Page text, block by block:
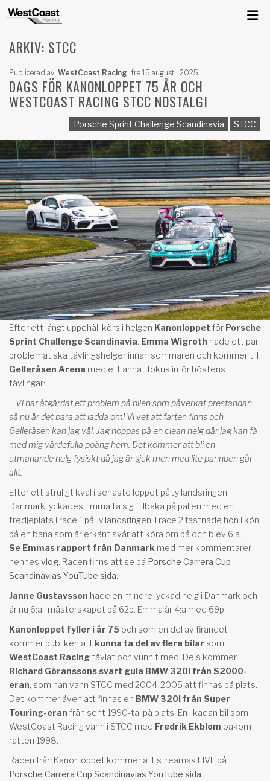
ARKIV: STCC
Publicerad av: WestCoast Racing, fre 15 augusti, 2025
DAGS FÖR KANONLOPPET 75 ÅR OCH
WESTCOAST RACING STCC NOSTALGI
Porsche Sprint Challenge Scandinavia STCC
Efter ett långt uppehåll körs i helgen Kanonloppet för Porsche
Sprint Challenge Scandinavia Emma Wigroth hade ett par
problematiska tävlingshelger innan sommaren och kommer till
Gelleråsen Arena med ett annat fokus inför höstens
tävlingar:
– Vi har åtgärdat ett problem på bilen som påverkat prestandan
så nu är det bara att ladda om! Vi vet att farten finns och
Gelleråsen kan jag väl. Jag hoppas på en clean helg där jag kan få
med mig värdefulla poäng hem. Det kommer att bli en
utmanande helg fysiskt då jag är sjuk men med lite pannben går
allt.
Efter ett struligt kval i senaste loppet på Jyllandsringen i
Danmark lyckades Emma ta sig tillbaka på pallen med en
tredjeplats i race 1 på Jyllandsringen. I race 2 fastnade hon i kön
på en bana som är erkänt svår att köra om på och blev 6:a.
Se Emmas rapport från Danmark med mer kommentarer i
hennes vlog . Racen finns att se på Porsche Carrera Cup
Scandinavias YouTube sida
Janne Gustavsson hade en mindre lyckad helg i Danmark och
är nu 6:a i mästerskapet på 62p. Emma är 4:a med 69p.
Kanonloppet fyller i år 75 och som en del av firandet
kommer publiken att kunna ta del av flera bilar som
WestCoast Racingtävlat och vunnit med. Dels kommer
Richard Göranssons svart gula BMW 320i från S2000-
eran , som han vann STCC med 2004-2005 att finnas på plats.
Det kommer även att finnas en BMW 320i från Super
Touring-eran från sent 1990-tal på plats. En likadan bil som
WestCoast Racing vann i STCC med Fredrik Ekblom bakom
ratten 1998.
Racen från Kanonloppet kommer att streamas LIVE på
Porsche Carrera Cup Scandinavias YouTube sida